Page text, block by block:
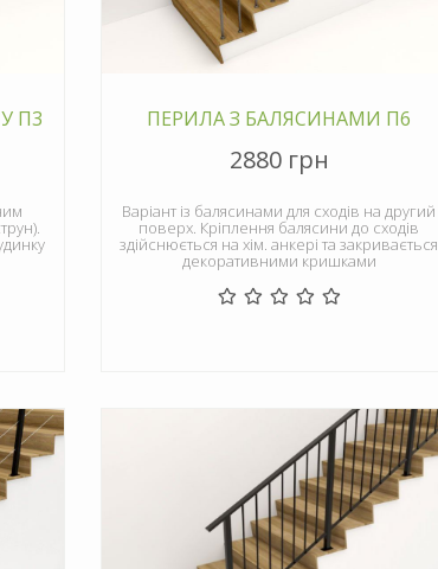
П3 ПЕРИЛА З БАЛЯСИНАМИ П6
2880 грн
Варіант із балясинами для сходів на другий
поверх. Кріплення балясини до сходів
здійснюється на хім. анкері та закривається
декоративними кришками